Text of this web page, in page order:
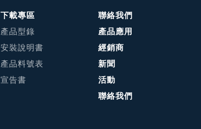
下載專區
產品型錄
安裝說明書
產品料號表
宣告書
聯絡我們
產品應用
經銷商
新聞
活動
聯絡我們